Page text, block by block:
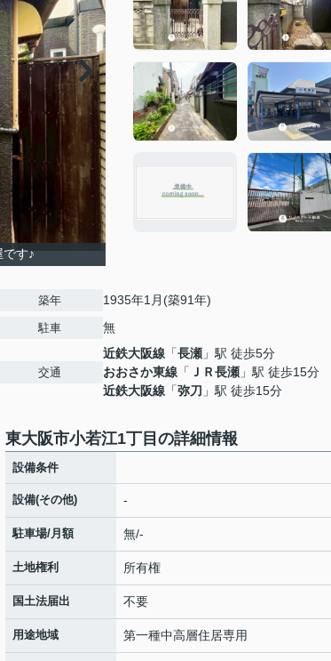
です♪
築年 1935年1月(築91年)
駐車 無
交通
近鉄大阪線 「長瀬 」駅 徒歩5分
おおさか東線 「 ＪＲ長瀬 」駅 徒歩15分
近鉄大阪線 「弥刀 」駅 徒歩15分
東大阪市小若江1丁目の詳細情報
設備条件
設備(その他) -
駐車場/月額 無/-
土地権利 所有権
国土法届出 不要
用途地域 第一種中高層住居専用